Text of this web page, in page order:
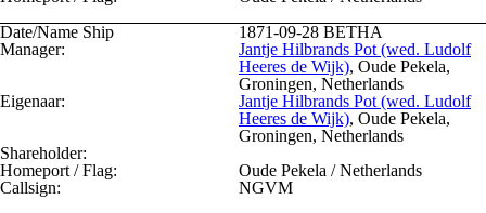
Date/Name Ship
1871-09-28 BETHA
Manager:
Jantje Hilbrands Pot (wed. Ludolf
Heeres de Wijk), Oude Pekela,
Groningen, Netherlands
Eigenaar:
Jantje Hilbrands Pot (wed. Ludolf
Heeres de Wijk), Oude Pekela,
Groningen, Netherlands
Shareholder:
Homeport / Flag:
Oude Pekela / Netherlands
Callsign:
NGVM